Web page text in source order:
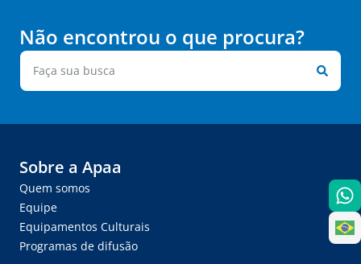
Não encontrou o que procura?
Sobre a Apaa
Quem somos
Equipe
Equipamentos Culturais
Programas de difusão